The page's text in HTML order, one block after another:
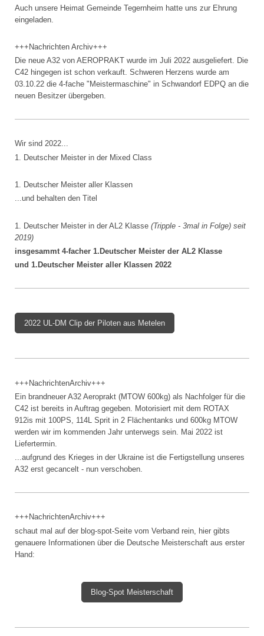
Auch unsere Heimat Gemeinde Tegernheim hatte uns zur Ehrung
eingeladen.
+++Nachrichten Archiv+++
Die neue A32 von AEROPRAKT wurde im Juli 2022 ausgeliefert. Die
C42 hingegen ist schon verkauft. Schweren Herzens wurde am
03.10.22 die 4-fache "Meistermaschine" in Schwandorf EDPQ an die
neuen Besitzer übergeben.
Wir sind 2022...
1. Deutscher Meister in der Mixed Class
1. Deutscher Meister aller Klassen
...und behalten den Titel
1. Deutscher Meister in der AL2 Klasse (Tripple - 3mal in Folge) seit
2019)
insgesammt 4-facher 1.Deutscher Meister der AL2 Klasse
und 1.Deutscher Meister aller Klassen 2022
2022 UL-DM Clip der Piloten aus Metelen
+++NachrichtenArchiv+++
Ein brandneuer A32 Aeroprakt (MTOW 600kg) als Nachfolger für die
C42 ist bereits in Auftrag gegeben. Motorisiert mit dem ROTAX
912is mit 100PS, 114L Sprit in 2 Flächentanks und 600kg MTOW
werden wir im kommenden Jahr unterwegs sein. Mai 2022 ist
Liefertermin.
...aufgrund des Krieges in der Ukraine ist die Fertigstellung unseres
A32 erst gecancelt - nun verschoben.
+++NachrichtenArchiv+++
schaut mal auf der blog-spot-Seite vom Verband rein, hier gibts
genauere Informationen über die Deutsche Meisterschaft aus erster
Hand:
Blog-Spot Meisterschaft